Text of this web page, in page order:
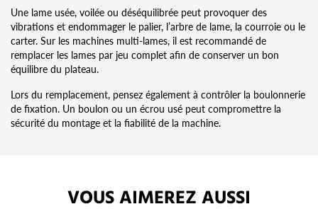
Une lame usée, voilée ou déséquilibrée peut provoquer des
vibrations et endommager le palier, l’arbre de lame, la courroie ou le
carter. Sur les machines multi-lames, il est recommandé de
remplacer les lames par jeu complet afin de conserver un bon
équilibre du plateau.
Lors du remplacement, pensez également à contrôler la boulonnerie
de fixation. Un boulon ou un écrou usé peut compromettre la
sécurité du montage et la fiabilité de la machine.
VOUS AIMEREZ AUSSI